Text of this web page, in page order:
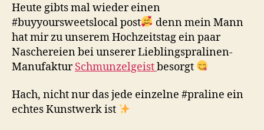
Heute gibts mal wieder einen
#buyyoursweetslocal post
denn mein Mann
hat mir zu unserem Hochzeitstag ein paar
Naschereien bei unserer Lieblingspralinen-
ManufakturSchmunzelgeistbesorgt
Hach, nicht nur das jede einzelne #praline ein
echtes Kunstwerk ist